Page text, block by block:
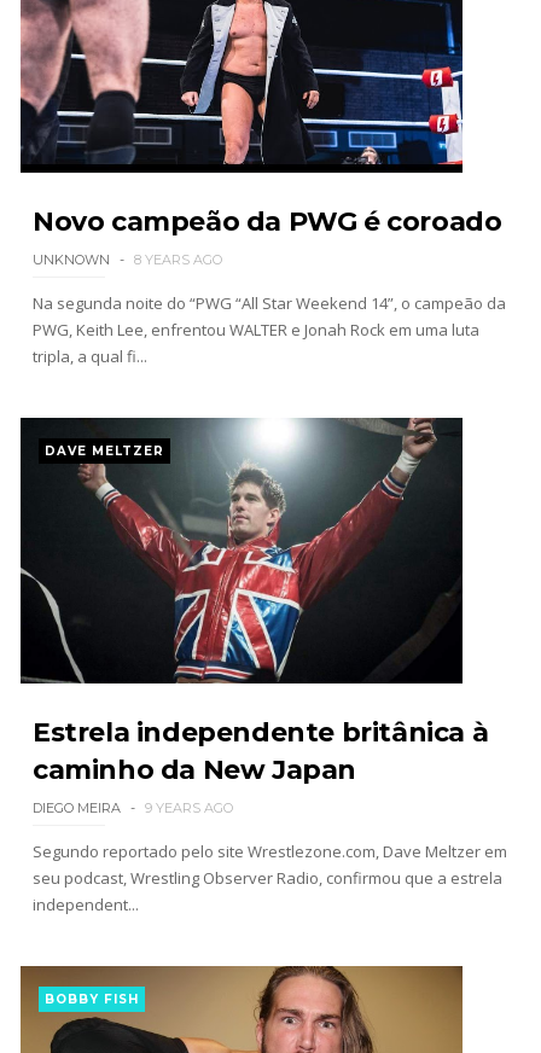
WWE Monday Night Raw 03 Aug 2026
Unknown-Aug 04 2026
WWE SummerSlam 2026 - Sunday
Novo campeão da PWG é coroado
UNKNOWN 8 YEARS AGO
Na segunda noite do “PWG “All Star Weekend 14”, o campeão da
PWG, Keith Lee, enfrentou WALTER e Jonah Rock em uma luta
tripla, a qual fi...
DAVE MELTZER
Estrela independente britânica à
caminho da New Japan
DIEGO MEIRA 9 YEARS AGO
Segundo reportado pelo site Wrestlezone.com, Dave Meltzer em
seu podcast, Wrestling Observer Radio, confirmou que a estrela
independent...
BOBBY FISH